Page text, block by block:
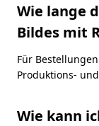
Wie lange
Bildes mit
Für
Produktions-
Wie kann